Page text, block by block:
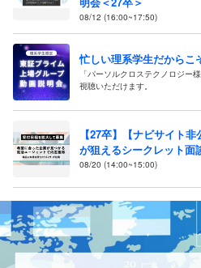
08/12 (16:00~17:50)
忙しい理系学生だからこ
「パーソルクロステクノロジー
視聴いただけます。
【27卒】【ナビサイト
が狙えるシークレット面
08/20 (14:00~15:00)